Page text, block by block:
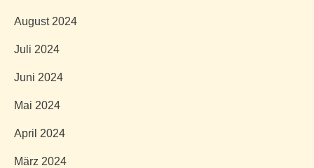
August 2024
Juli 2024
Juni 2024
Mai 2024
April 2024
März 2024